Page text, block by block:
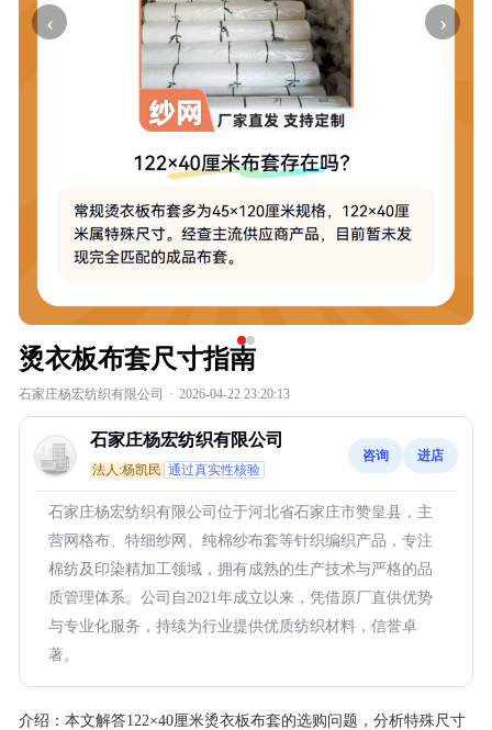
‹ ›
烫衣板布套尺寸指南
石家庄杨宏纺织有限公司 · 2026-04-22 23:20:13
石家庄杨宏纺织有限公司
法人:杨凯民 通过真实性核验
咨询 进店
石家庄杨宏纺织有限公司位于河北省石家庄市赞皇县，主
营网格布、特细纱网、纯棉纱布套等针织编织产品，专注
棉纺及印染精加工领域，拥有成熟的生产技术与严格的品
质管理体系。公司自2021年成立以来，凭借原厂直供优势
与专业化服务，持续为行业提供优质纺织材料，信誉卓
著。
介绍： 本文解答122×40厘米烫衣板布套的选购问题，分析特殊尺寸